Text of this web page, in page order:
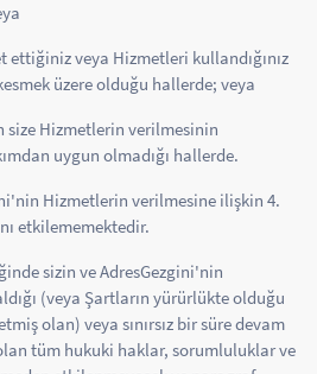
ettiğiniz veya Hizmetleri kullandığınız
üzere olduğu hallerde; veya
size Hizmetlerin verilmesinin
uygun olmadığı hallerde.
Hizmetlerin verilmesine ilişkin 4.
etkilememektedir.
sizin ve AdresGezgini'nin
(veya Şartların yürürlükte olduğu
olan) veya sınırsız bir süre devam
tüm hukuki haklar, sorumluluklar ve